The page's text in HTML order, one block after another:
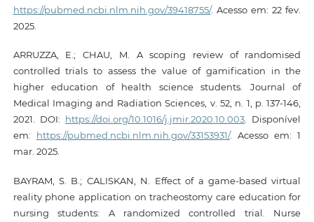
https://pubmed.ncbi.nlm.nih.gov/39418755/. Acesso em: 22 fev.
2025.
ARRUZZA, E.; CHAU, M. A scoping review of randomised
controlled trials to assess the value of gamification in the
higher education of health science students. Journal of
Medical Imaging and Radiation Sciences, v. 52, n. 1, p. 137-146,
2021. DOI: https://doi.org/10.1016/j.jmir.2020.10.003 . Disponível
em: https://pubmed.ncbi.nlm.nih.gov/33153931/. Acesso em: 1
mar. 2025.
BAYRAM, S. B.; CALISKAN, N. Effect of a game-based virtual
reality phone application on tracheostomy care education for
nursing students: A randomized controlled trial. Nurse